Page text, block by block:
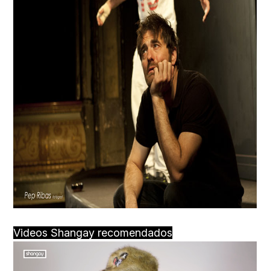
Videos Shangay recomendados